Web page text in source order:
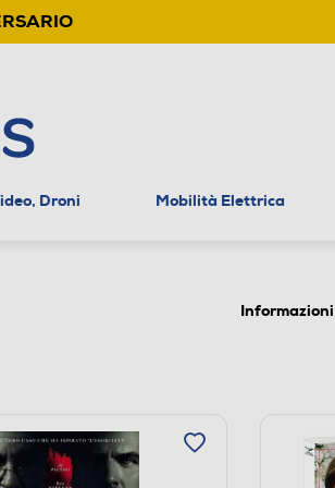
Droni Mobilità Elettrica